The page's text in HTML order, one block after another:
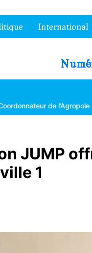
International
l’Agropole de Kara La
JUMP
1